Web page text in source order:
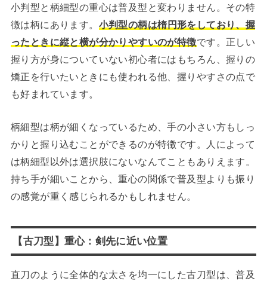
小判型と柄細型の重心は普及型と変わりません。その特
徴は柄にあります。 小判型の柄は楕円形をしており、握
ったときに縦と横が分かりやすいのが特徴です。正しい
握り方が身についていない初心者にはもちろん、握りの
矯正を行いたいときにも使われる他、握りやすさの点で
も好まれています。
柄細型は柄が細くなっているため、手の小さい方もしっ
かりと握り込むことができるのが特徴です。人によって
は柄細型以外は選択肢にないなんてこともありえます。
持ち手が細いことから、重心の関係で普及型よりも振り
の感覚が重く感じられるかもしれません。
【古刀型】重心：剣先に近い位置
直刀のように全体的な太さを均一にした古刀型は、普及